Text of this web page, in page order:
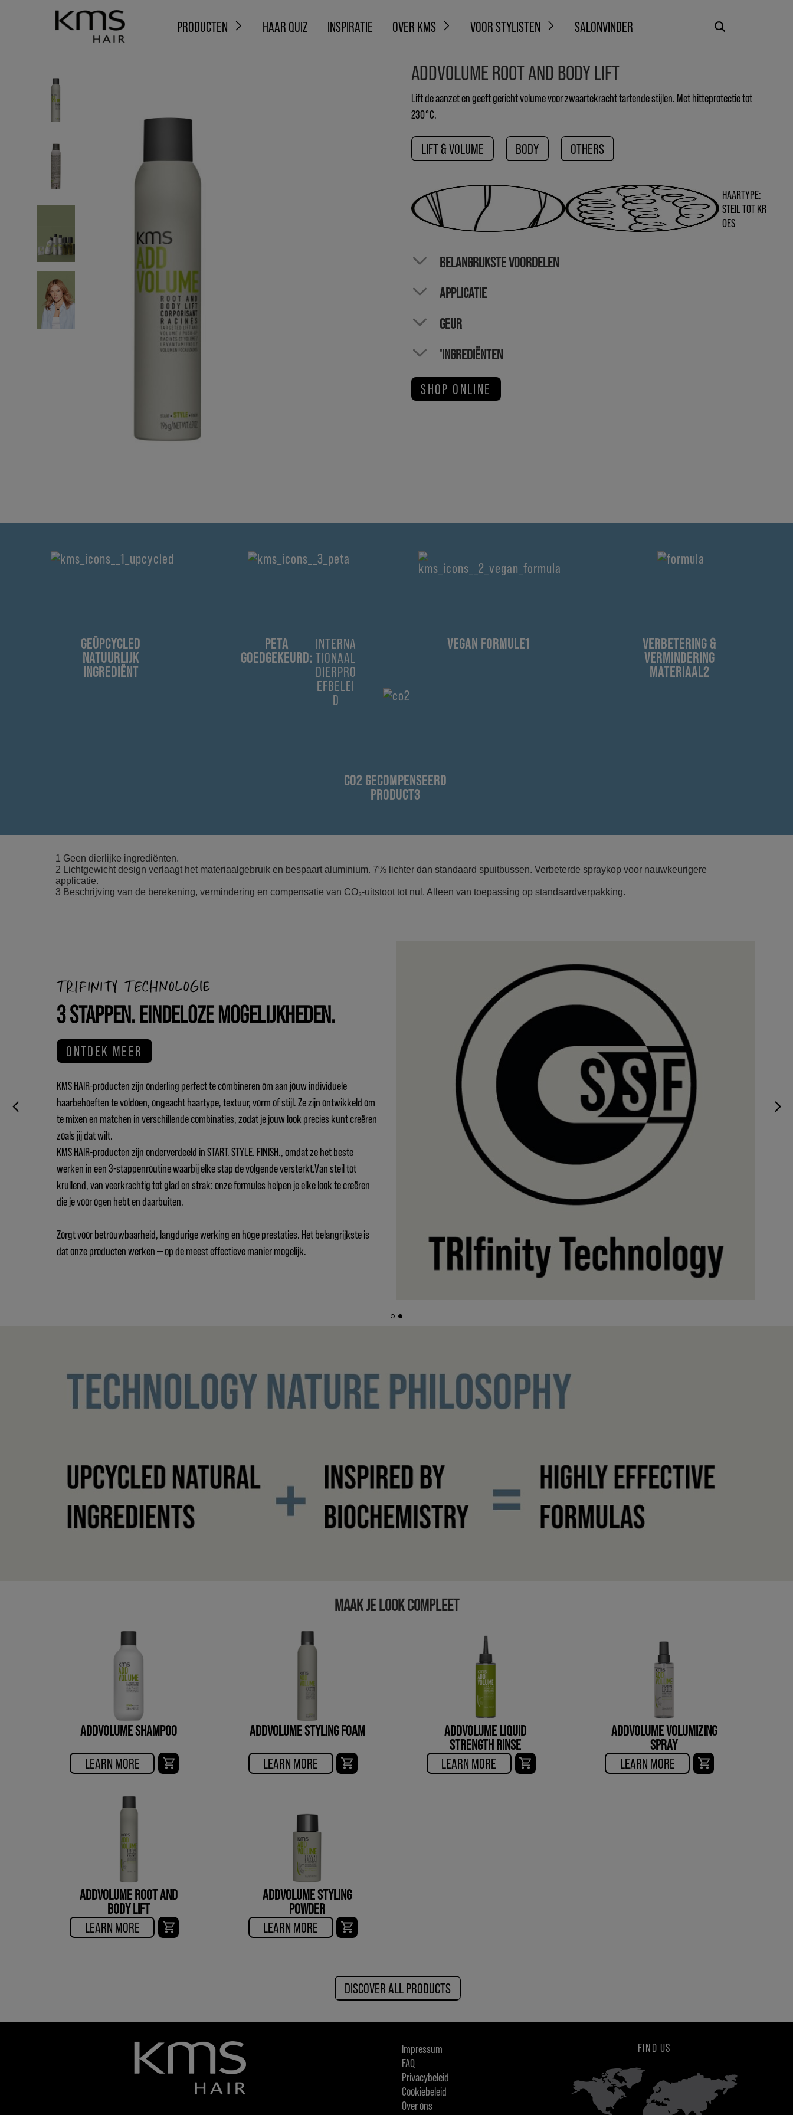
PRODUCTEN HAAR QUIZ INSPIRATIE OVER KMS VOOR STYLISTEN SALONVINDER
ADDVOLUME ROOT AND BODY LIFT
Lift de aanzet en geeft gericht volume voor zwaartekracht tartende stijlen. Met hitteprotectie tot
230°C.
LIFT & VOLUME BODY OTHERS
HAARTYPE:
STEIL TOT KR
OES
BELANGRIJKSTE VOORDELEN
APPLICATIE
GEUR
'INGREDIËNTEN
SHOP ONLINE
GEÜPCYCLED
NATUURLIJK
INGREDIËNT
PETA
GOEDGEKEURD:
INTERNA
TIONAAL
DIERPRO
EFBELEI
D
VEGAN FORMULE1
VERBETERING &
VERMINDERING
MATERIAAL2
CO2 GECOMPENSEERD
PRODUCT3
1 Geen dierlijke ingrediënten.
2 Lichtgewicht design verlaagt het materiaalgebruik en bespaart aluminium. 7% lichter dan standaard spuitbussen. Verbeterde spraykop voor nauwkeurigere
applicatie.
3 Beschrijving van de berekening, vermindering en compensatie van CO₂-uitstoot tot nul. Alleen van toepassing op standaardverpakking.
TRIFINITY TECHNOLOGIE
3 STAPPEN. EINDELOZE MOGELIJKHEDEN.
ONTDEK MEER
KMS HAIR-producten zijn onderling perfect te combineren om aan jouw individuele
haarbehoeften te voldoen, ongeacht haartype, textuur, vorm of stijl. Ze zijn ontwikkeld om
te mixen en matchen in verschillende combinaties, zodat je jouw look precies kunt creëren
zoals jij dat wilt.
KMS HAIR-producten zijn onderverdeeld in START. STYLE. FINISH., omdat ze het beste
werken in een 3-stappenroutine waarbij elke stap de volgende versterkt.Van steil tot
krullend, van veerkrachtig tot glad en strak: onze formules helpen je elke look te creëren
die je voor ogen hebt en daarbuiten.
Zorgt voor betrouwbaarheid, langdurige werking en hoge prestaties. Het belangrijkste is
dat onze producten werken — op de meest effectieve manier mogelijk.
MAAK JE LOOK COMPLEET
ADDVOLUME SHAMPOO
LEARN MORE
ADDVOLUME STYLING FOAM
LEARN MORE
ADDVOLUME LIQUID
STRENGTH RINSE
LEARN MORE
ADDVOLUME VOLUMIZING
SPRAY
LEARN MORE
ADDVOLUME ROOT AND
BODY LIFT
LEARN MORE
ADDVOLUME STYLING
POWDER
LEARN MORE
DISCOVER ALL PRODUCTS
Impressum
FAQ
Privacybeleid
Cookiebeleid
Over ons
FIND US